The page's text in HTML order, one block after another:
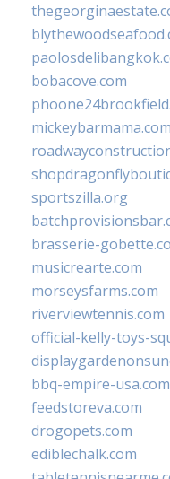
bobacove.com
mickeybarmama.com
sportszilla.org
brasserie-
musicrearte.com
morseysfarms.com
riverviewtennis.com
official-kelly-toys-
bbq-empire-usa.com
feedstoreva.com
drogopets.com
ediblechalk.com